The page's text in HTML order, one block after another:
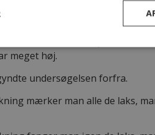
november 2025 foretaget en
hvor en strækning blev
meget høj.
undersøgelsen forfra.
mærker man alle de laks,